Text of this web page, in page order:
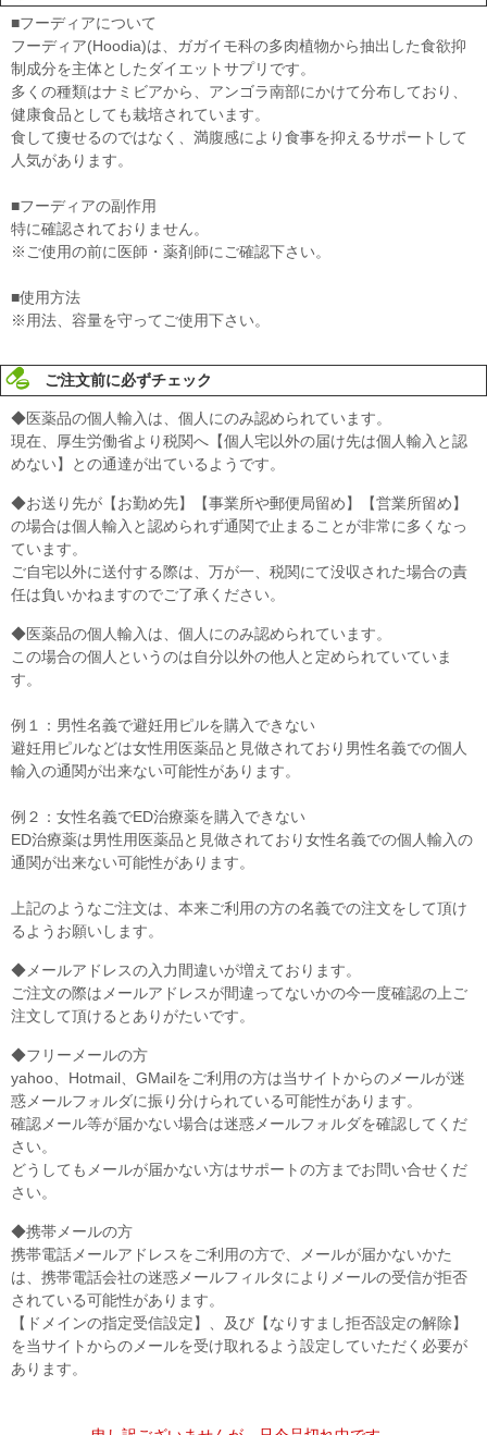
■フーディアについて
フーディア(Hoodia)は、ガガイモ科の多肉植物から抽出した食欲抑
制成分を主体としたダイエットサプリです。
多くの種類はナミビアから、アンゴラ南部にかけて分布しており、
健康食品としても栽培されています。
食して痩せるのではなく、満腹感により食事を抑えるサポートして
人気があります。
■フーディアの副作用
特に確認されておりません。
※ご使用の前に医師・薬剤師にご確認下さい。
■使用方法
※用法、容量を守ってご使用下さい。
ご注文前に必ずチェック
◆医薬品の個人輸入は、個人にのみ認められています。
現在、厚生労働省より税関へ【個人宅以外の届け先は個人輸入と認
めない】との通達が出ているようです。
◆お送り先が【お勤め先】【事業所や郵便局留め】【営業所留め】
の場合は個人輸入と認められず通関で止まることが非常に多くなっ
ています。
ご自宅以外に送付する際は、万が一、税関にて没収された場合の責
任は負いかねますのでご了承ください。
◆医薬品の個人輸入は、個人にのみ認められています。
この場合の個人というのは自分以外の他人と定められていていま
す。
例１：男性名義で避妊用ピルを購入できない
避妊用ピルなどは女性用医薬品と見做されており男性名義での個人
輸入の通関が出来ない可能性があります。
例２：女性名義でED治療薬を購入できない
ED治療薬は男性用医薬品と見做されており女性名義での個人輸入の
通関が出来ない可能性があります。
上記のようなご注文は、本来ご利用の方の名義での注文をして頂け
るようお願いします。
◆メールアドレスの入力間違いが増えております。
ご注文の際はメールアドレスが間違ってないかの今一度確認の上ご
注文して頂けるとありがたいです。
◆フリーメールの方
yahoo、Hotmail、GMailをご利用の方は当サイトからのメールが迷
惑メールフォルダに振り分けられている可能性があります。
確認メール等が届かない場合は迷惑メールフォルダを確認してくだ
さい。
どうしてもメールが届かない方はサポートの方までお問い合せくだ
さい。
◆携帯メールの方
携帯電話メールアドレスをご利用の方で、メールが届かないかた
は、携帯電話会社の迷惑メールフィルタによりメールの受信が拒否
されている可能性があります。
【ドメインの指定受信設定】、及び【なりすまし拒否設定の解除】
を当サイトからのメールを受け取れるよう設定していただく必要が
あります。